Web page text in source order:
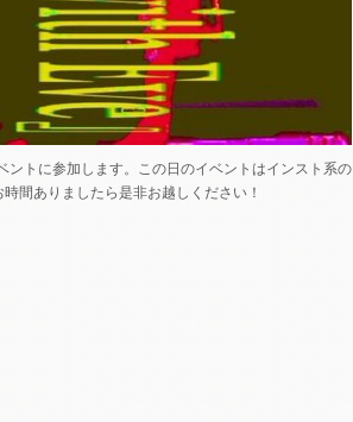
トに参加します。この日のイベントはインスト系の
間ありましたら是非お越しください！